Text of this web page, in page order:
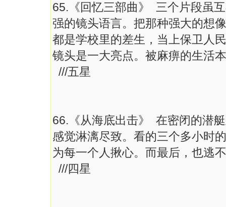
65.《回忆三部曲》 三个片段虽
强的镜头语言。把那种强大的想
都是学校里的差生，当上保卫人
镜头是一大亮点。被麻痹的生活
///五星
66.《从海底出击》 在密闭的潜
感觉淋漓尽致。看的三个多小时
为每一个人揪心。而最后，也逃
///四星